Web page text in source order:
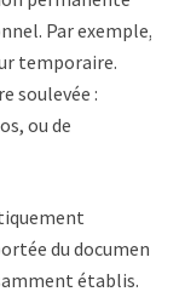
Par exemple,
temporaire.
soulevée :
ou de
du document
établis.